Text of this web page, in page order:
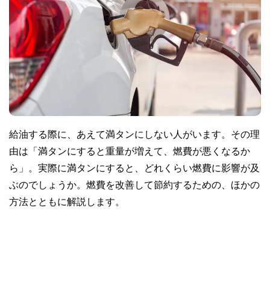
給油する際に、あえて満タンにしない人がいます。その理
由は「満タンにすると重量が増えて、燃費が悪くなるか
ら」。実際に満タンにすると、どれくらい燃費に影響が及
ぶのでしょうか。燃費を改善して節約するための、ほかの
方法とともに解説します。